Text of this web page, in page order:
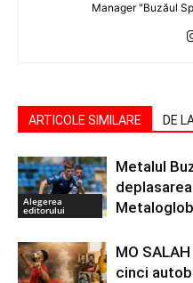
Manager "Buzăul
ARTICOLE SIMILARE DE
Alegerea
editorului
Metalul
MO
cinci